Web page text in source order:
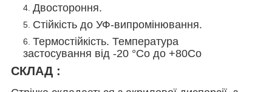
Двостороння.
Стійкість до УФ-випромінювання.
Термостійкість. Температура
застосування від -20 °Cо до +80Со
СКЛАД :